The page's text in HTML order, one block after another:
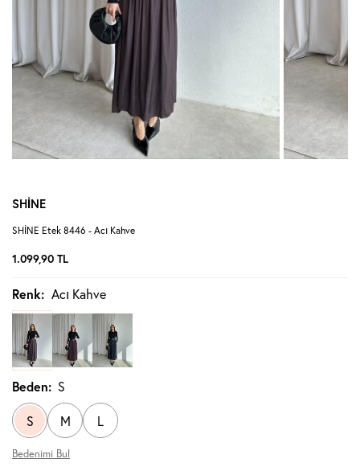
SHİNE
SHİNE Etek 8446 - Acı Kahve
1.099,90 TL
Renk: Acı Kahve
Beden: S
S M L
Bedenimi Bul